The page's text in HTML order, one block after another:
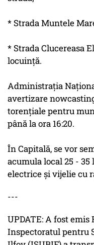
* Strada Muntele
* Strada Clucereasa
locuinţă.
Administraţia
avertizare
torenţiale pentru
până la ora 16:20.
În Capitală, se vor
acumula local 25 -
electrice şi vijelie cu
---
UPDATE: A fost
Inspectoratul pentru